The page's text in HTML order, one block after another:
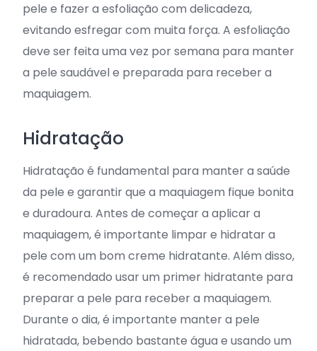
pele e fazer a esfoliação com delicadeza,
evitando esfregar com muita força. A esfoliação
deve ser feita uma vez por semana para manter
a pele saudável e preparada para receber a
maquiagem.
Hidratação
Hidratação é fundamental para manter a saúde
da pele e garantir que a maquiagem fique bonita
e duradoura. Antes de começar a aplicar a
maquiagem, é importante limpar e hidratar a
pele com um bom creme hidratante. Além disso,
é recomendado usar um primer hidratante para
preparar a pele para receber a maquiagem.
Durante o dia, é importante manter a pele
hidratada, bebendo bastante água e usando um